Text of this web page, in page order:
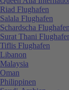
Riad Flughafen
Salala Flughafen
Schardscha Flughafen
Surat Thani
Tiflis Flughafen
Libanon
Malaysia
Oman
Philippinen